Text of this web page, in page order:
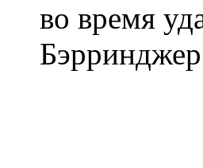
во время